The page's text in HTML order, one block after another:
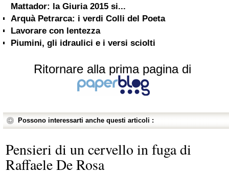
Mattador: la Giuria 2015 si...
Arquà Petrarca: i verdi Colli del Poeta
Lavorare con lentezza
Piumini, gli idraulici e i versi sciolti
Ritornare alla prima pagina di
Possono interessarti anche questi articoli :
Pensieri di un cervello in fuga di
Raffaele De Rosa